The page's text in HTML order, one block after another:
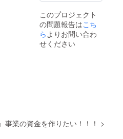
このプロジェクト
の問題報告はこち
らよりお問い合わ
せください
事業の資金を作りたい！！！ >